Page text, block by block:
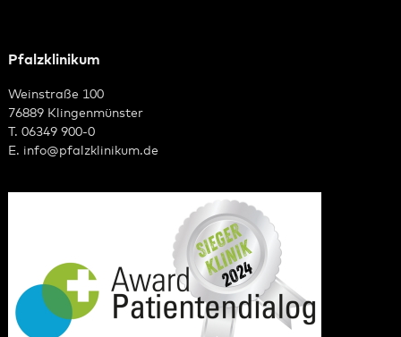
Pfalzklinikum
Weinstraße 100
76889 Klingenmünster
T. 06349 900-0
E. info@pfalzklinikum.de